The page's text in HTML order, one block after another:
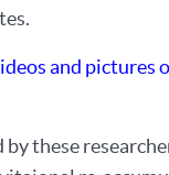
and
these